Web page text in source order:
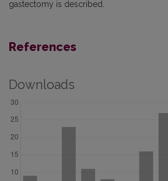
gastectomy is described.
References
Downloads